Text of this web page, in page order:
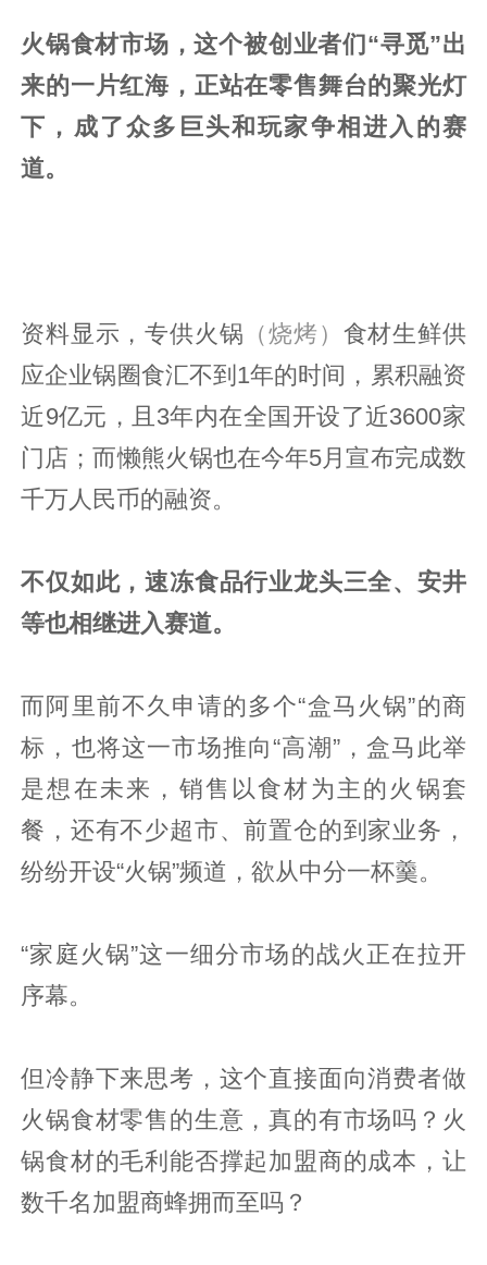
火锅食材市场，这个被创业者们“寻觅”出
来的一片红海，正站在零售舞台的聚光灯
下，成了众多巨头和玩家争相进入的赛
道。
资料显示，专供火锅 （烧烤） 食材生鲜供
应企业锅圈食汇不到1年的时间，累积融资
近9亿元，且3年内在全国开设了近3600家
门店；而懒熊火锅也在今年5月宣布完成数
千万人民币的融资。
不仅如此，速冻食品行业龙头三全、安井
等也相继进入赛道。
而阿里前不久申请的多个“盒马火锅”的商
标，也将这一市场推向“高潮”，盒马此举
是想在未来，销售以食材为主的火锅套
餐，还有不少超市、前置仓的到家业务，
纷纷开设“火锅”频道，欲从中分一杯羹。
“家庭火锅”这一细分市场的战火正在拉开
序幕。
但冷静下来思考，这个直接面向消费者做
火锅食材零售的生意，真的有市场吗？火
锅食材的毛利能否撑起加盟商的成本，让
数千名加盟商蜂拥而至吗？